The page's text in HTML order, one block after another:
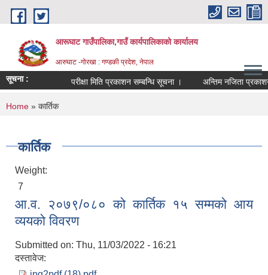
Skip to main content
आरूघाट गाउँपालिका,गाउँ कार्यपालिकाको कार्यालय
आरुघाट -गोरखा : गण्डकी प्रदेश, नेपाल
सूचना : परीक्षा मिति प्रकाशन सम्बन्धि सूचना । अन्तिम नजिता प्रकाशन
You are here
Home » कार्तिक
कार्तिक
Weight:
7
आ.व. २०७९/०८० को कार्तिक १५ सम्मको आय
व्ययको विवरण
Submitted on: Thu, 11/03/2022 - 16:21
दस्तावेज: